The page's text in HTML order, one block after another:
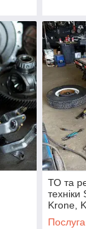
ТО та
Krone,
BPW,
Послуга